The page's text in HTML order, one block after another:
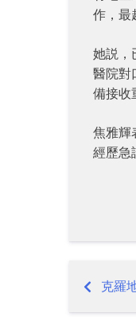
作，最
她説，
醫院對
備接收
焦雅輝
經歷急
克羅